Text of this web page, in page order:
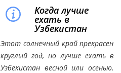
Когда лучше
ехать в
Узбекистан
Этот солнечный край прекрасен
круглый год, но лучше ехать в
Узбекистан весной или осенью.